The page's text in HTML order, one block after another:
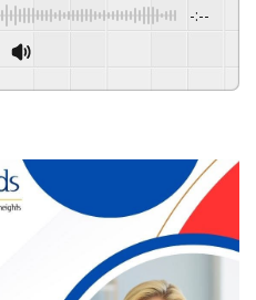
-:--